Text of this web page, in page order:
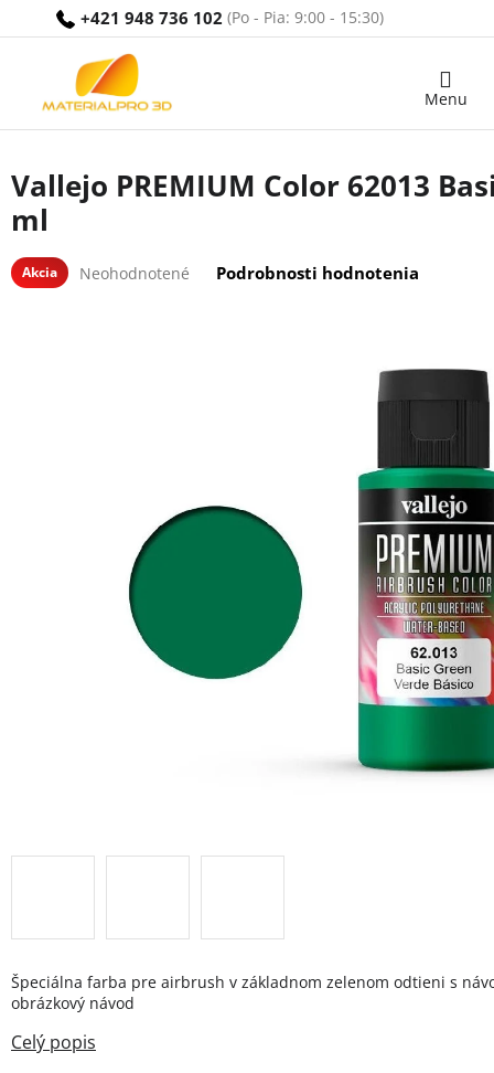
+421 948 736 102
Nákupný
Vallejo PREMIUM Color 62013
ml
Akcia
hodnotenie
Neohodnotené Podrobnosti hodnotenia
Špeciálna farba pre airbrush v základnom zelenom odtieni s
obrázkový návod